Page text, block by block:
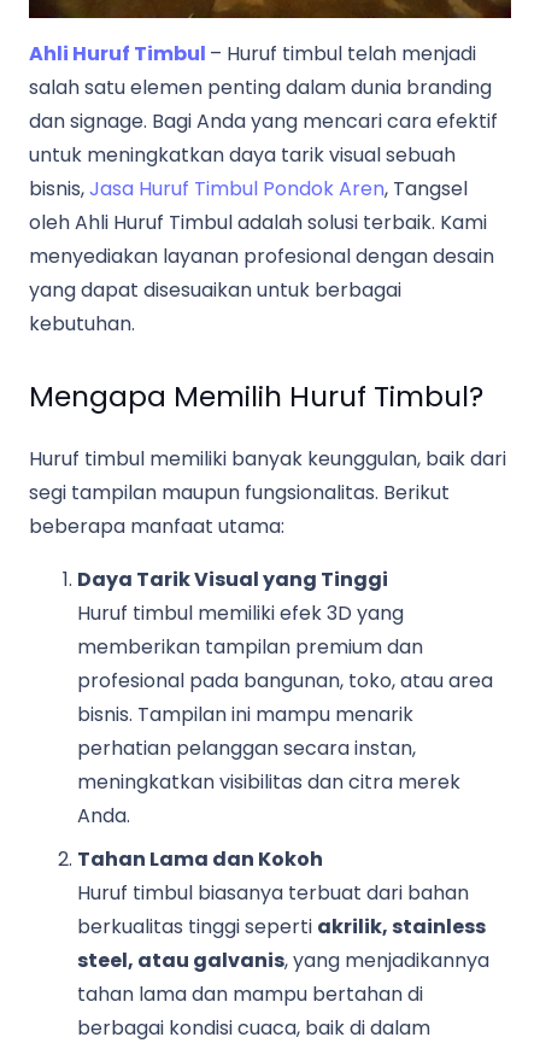
Ahli Huruf Timbul – Huruf timbul telah menjadi
salah satu elemen penting dalam dunia branding
dan signage. Bagi Anda yang mencari cara efektif
untuk meningkatkan daya tarik visual sebuah
bisnis,Jasa Huruf Timbul Pondok Aren, Tangsel
oleh Ahli Huruf Timbul adalah solusi terbaik. Kami
menyediakan layanan profesional dengan desain
yang dapat disesuaikan untuk berbagai
kebutuhan.
Mengapa Memilih Huruf Timbul?
Huruf timbul memiliki banyak keunggulan, baik dari
segi tampilan maupun fungsionalitas. Berikut
beberapa manfaat utama:
Daya Tarik Visual yang Tinggi
Huruf timbul memiliki efek 3D yang
memberikan tampilan premium dan
profesional pada bangunan, toko, atau area
bisnis. Tampilan ini mampu menarik
perhatian pelanggan secara instan,
meningkatkan visibilitas dan citra merek
Anda.
Tahan Lama dan Kokoh
Huruf timbul biasanya terbuat dari bahan
berkualitas tinggi seperti akrilik, stainless
steel, atau galvanis, yang menjadikannya
tahan lama dan mampu bertahan di
berbagai kondisi cuaca, baik di dalam